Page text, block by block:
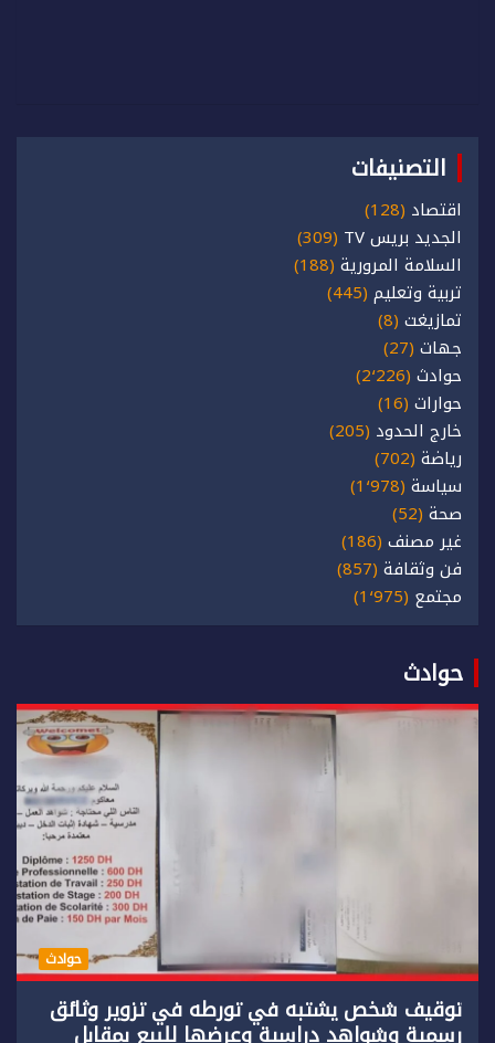
التصنيفات
اقتصاد (128)
الجديد بريس TV
(309)
السلامة المرورية (188)
تربية وتعليم (445)
تمازيغت (8)
جهات (27)
حوادث (2٬226)
حوارات (16)
خارج الحدود (205)
رياضة (702)
سياسة (1٬978)
صحة (52)
غير مصنف (186)
فن وثقافة (857)
مجتمع (1٬975)
حوادث
حوادث
توقيف شخص يشتبه في تورطه في تزوير وثائق
رسمية وشواهد دراسية وعرضها للبيع بمقابل